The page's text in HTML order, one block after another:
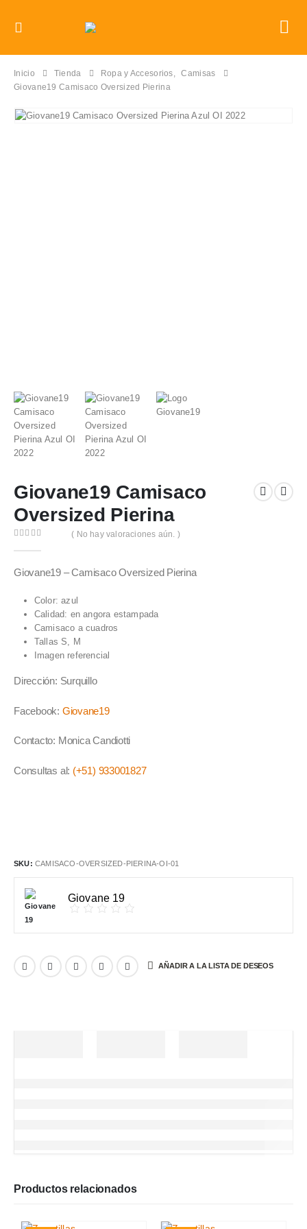
Inicio Tienda Ropa y Accesorios, Camisas
Giovane19 Camisaco Oversized Pierina
Giovane19 Camisaco
Oversized Pierina
( No hay valoraciones aún. )
Giovane19 – Camisaco Oversized Pierina
Color: azul
Calidad: en angora estampada
Camisaco a cuadros
Tallas S, M
Imagen referencial
Dirección: Surquillo
Facebook: Giovane19
Contacto: Monica Candiotti
Consultas al: (+51) 933001827
SKU: CAMISACO-OVERSIZED-PIERINA-OI-01
Giovane 19
AÑADIR A LA LISTA DE DESEOS
Productos relacionados